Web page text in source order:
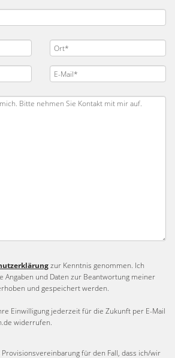
zur Kenntnis genommen. Ich
Angaben und Daten zur Beantwortung meiner
und gespeichert werden.
Einwilligung jederzeit für die Zukunft per E-Mail
widerrufen.
für den Fall, dass ich/wir